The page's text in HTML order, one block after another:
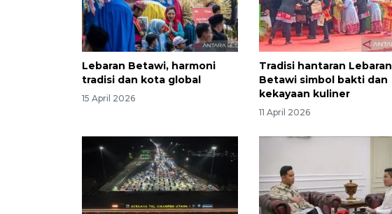
Lebaran Betawi, harmoni
tradisi dan kota global
15 April 2026
Tradisi hantaran Lebaran
Betawi simbol bakti dan
kekayaan kuliner
11 April 2026